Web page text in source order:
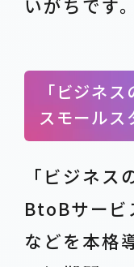
いがちです。
「ビジネ
スモールス
「ビジネス
BtoBサービ
などを本格